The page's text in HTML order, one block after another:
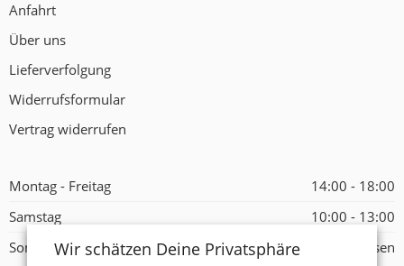
Anfahrt
Über uns
Lieferverfolgung
Widerrufsformular
Vertrag widerrufen
Montag - Freitag
14:00 - 18:00
Samstag
10:00 - 13:00
Sonntag
Geschlossen
Wir schätzen Deine Privatsphäre